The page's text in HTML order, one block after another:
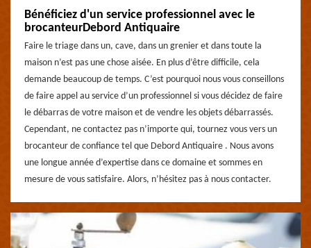
Bénéficiez d'un service professionnel avec le
brocanteurDebord Antiquaire
Faire le triage dans un, cave, dans un grenier et dans toute la
maison n’est pas une chose aisée. En plus d’être difficile, cela
demande beaucoup de temps. C’est pourquoi nous vous conseillons
de faire appel au service d’un professionnel si vous décidez de faire
le débarras de votre maison et de vendre les objets débarrassés.
Cependant, ne contactez pas n’importe qui, tournez vous vers un
brocanteur de confiance tel que Debord Antiquaire . Nous avons
une longue année d’expertise dans ce domaine et sommes en
mesure de vous satisfaire. Alors, n’hésitez pas à nous contacter.